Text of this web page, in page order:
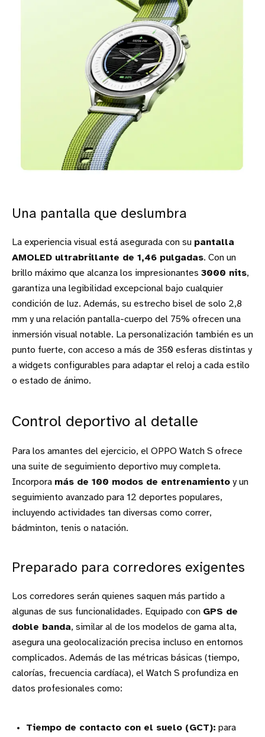
Una pantalla que deslumbra
La experiencia visual está asegurada con su pantalla
AMOLED ultrabrillante de 1,46 pulgadas. Con un
brillo máximo que alcanza los impresionantes 3000 nits,
garantiza una legibilidad excepcional bajo cualquier
condición de luz. Además, su estrecho bisel de solo 2,8
mm y una relación pantalla-cuerpo del 75% ofrecen una
inmersión visual notable. La personalización también es un
punto fuerte, con acceso a más de 350 esferas distintas y
a widgets configurables para adaptar el reloj a cada estilo
o estado de ánimo.
Control deportivo al detalle
Para los amantes del ejercicio, el OPPO Watch S ofrece
una suite de seguimiento deportivo muy completa.
Incorpora más de 100 modos de entrenamiento y un
seguimiento avanzado para 12 deportes populares,
incluyendo actividades tan diversas como correr,
bádminton, tenis o natación.
Preparado para corredores exigentes
Los corredores serán quienes saquen más partido a
algunas de sus funcionalidades. Equipado con GPS de
doble banda, similar al de los modelos de gama alta,
asegura una geolocalización precisa incluso en entornos
complicados. Además de las métricas básicas (tiempo,
calorías, frecuencia cardíaca), el Watch S profundiza en
datos profesionales como:
Tiempo de contacto con el suelo (GCT): para